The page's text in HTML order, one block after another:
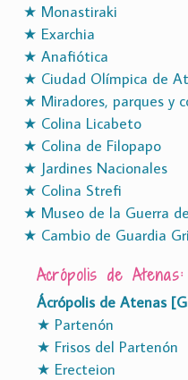
★ Monastiraki
★ Exarchia
★ Anafiótica
★ Ciudad Olímpica de
★ Miradores, parques y
★ Colina Licabeto
★ Colina de Filopapo
★ Jardines Nacionales
★ Colina Strefi
★ Museo de la Guerra
★ Cambio de Guardia
Acrópolis de Atenas:
Ácrópolis de Atenas
★ Partenón
★ Frisos del Partenón
★ Erecteion